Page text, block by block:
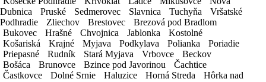
DETAIL PRENÁJMU
Miesto vyzdvihnutia vozidla
Dubnica
Pruské Sedmerovec Slavnica Tuchyňa
Vršatské
Podhradie
Zliechov Brestovec
Brezová pod Bradlom
Bukovec
Hrašné Chvojnica Jablonka
Kostolné
Košariská
Krajné Myjava Podkylava Polianka
Poriadie
Priepasné
Rudník Stará Myjava Vrbovce
Beckov
Bošáca
Brunovce Bzince pod Javorinou
Čachtice
Častkovce
Dolné Srnie Haluzice Horná Streda
Hôrka nad
Miesto odovzdania vozidla
Dubnica
Pruské Sedmerovec Slavnica Tuchyňa
Vršatské
Podhradie
Zliechov Brestovec
Brezová pod Bradlom
Bukovec
Hrašné Chvojnica Jablonka
Kostolné
Košariská
Krajné Myjava Podkylava Polianka
Poriadie
Priepasné
Rudník Stará Myjava Vrbovce
Beckov
Bošáca
Brunovce Bzince pod Javorinou
Čachtice
Častkovce
Dolné Srnie Haluzice Horná Streda
Hôrka nad
Dátum a čas od